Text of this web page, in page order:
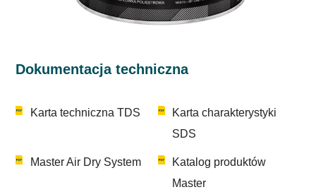
Dokumentacja techniczna
Karta techniczna TDS
Karta charakterystyki
SDS
Master Air Dry System
Katalog produktów
Master